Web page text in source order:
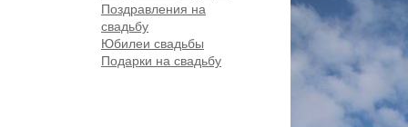
Поздравления на
свадьбу
Юбилеи свадьбы
Подарки на свадьбу